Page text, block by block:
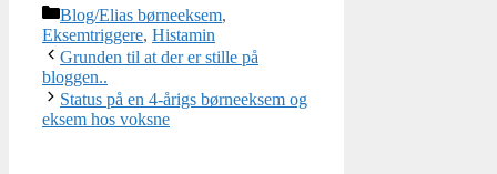
Kategorier
Blog/Elias børneeksem,
Eksemtriggere, Histamin
Grunden til at der er stille på
bloggen..
Status på en 4-årigs børneeksem og
eksem hos voksne